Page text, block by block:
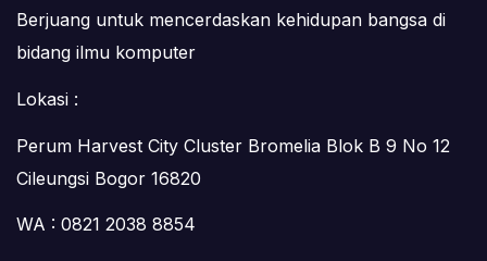
Berjuang untuk mencerdaskan kehidupan bangsa di
bidang ilmu komputer
Lokasi :
Perum Harvest City Cluster Bromelia Blok B 9 No 12
Cileungsi Bogor 16820
WA : 0821 2038 8854